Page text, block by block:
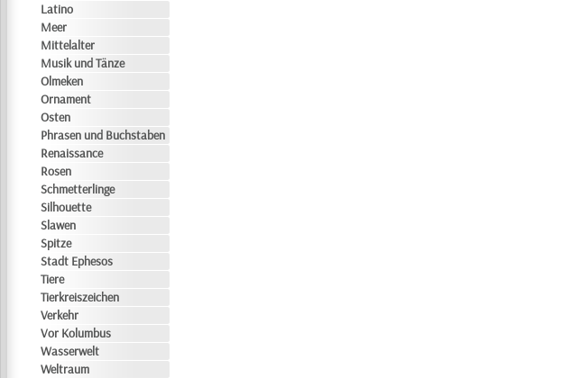
Latino
Meer
Mittelalter
Musik und Tänze
Olmeken
Ornament
Osten
Phrasen und Buchstaben
Renaissance
Rosen
Schmetterlinge
Silhouette
Slawen
Spitze
Stadt Ephesos
Tiere
Tierkreiszeichen
Verkehr
Vor Kolumbus
Wasserwelt
Weltraum